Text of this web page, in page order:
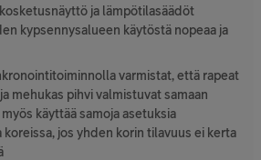
ja lämpötilasäädöt
kypsennysalueen käytöstä nopeaa ja
varmistat, että rapeat
mehukas pihvi valmistuvat samaan
käyttää samoja asetuksia
koreissa, jos yhden korin tilavuus ei kerta